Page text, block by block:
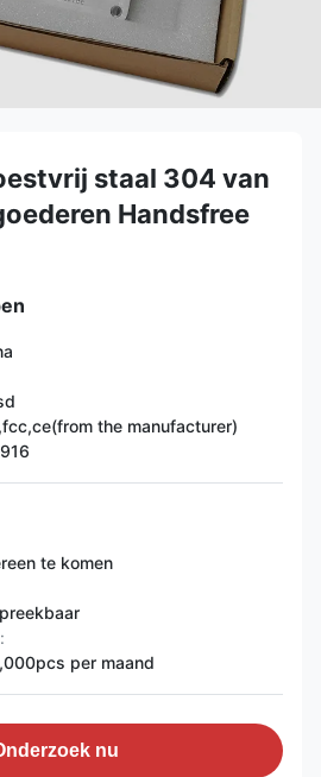
staal 304 van
Handsfree
the manufacturer)
te komen
per maand
nu